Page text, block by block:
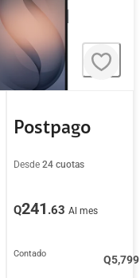
Postpago
Desde 24 cuotas
Q241 .63 Al mes
Contado Q5,799